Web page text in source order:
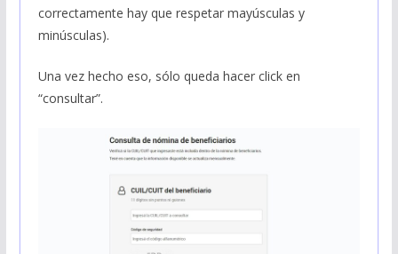
correctamente hay que respetar mayúsculas y
minúsculas).
Una vez hecho eso, sólo queda hacer click en
“consultar”.